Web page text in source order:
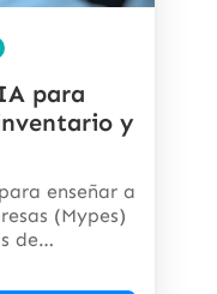
para
y
enseñar a
(Mypes)
de